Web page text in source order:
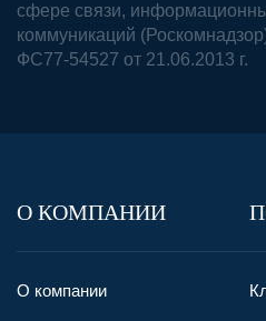
сфере связи,
коммуникаций
ФС77-54527 от 21.06.2013 г.
О КОМПАНИИ
О компании